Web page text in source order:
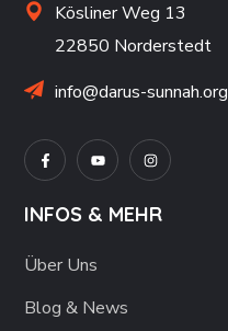
Kösliner Weg 13
22850 Norderstedt
info@darus-sunnah.org
INFOS & MEHR
Über Uns
Blog & News